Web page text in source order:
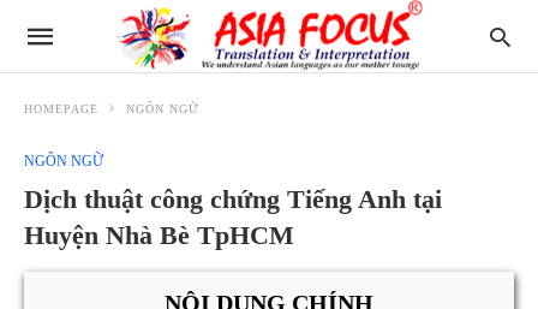
HOMEPAGE NGÔN NGỮ
NGÔN NGỮ
Dịch thuật công chứng Tiếng Anh tại
Huyện Nhà Bè TpHCM
NỘI DUNG CHÍNH